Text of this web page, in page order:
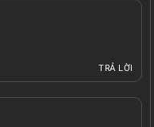
TRẢ LỜI